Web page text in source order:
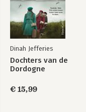
Dinah Jefferies
Dochters van de
Dordogne
€ 15,99